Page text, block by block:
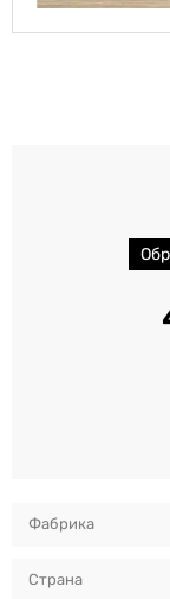
Фабрика
Страна